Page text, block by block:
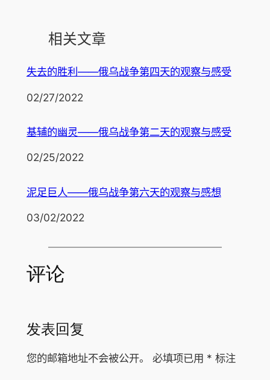
相关文章
失去的胜利——俄乌战争第四天的观察与感受
日期
02/27/2022
基辅的幽灵——俄乌战争第二天的观察与感受
日期
02/25/2022
泥足巨人——俄乌战争第六天的观察与感想
日期
03/02/2022
评论
发表回复
您的邮箱地址不会被公开。 必填项已用 * 标注